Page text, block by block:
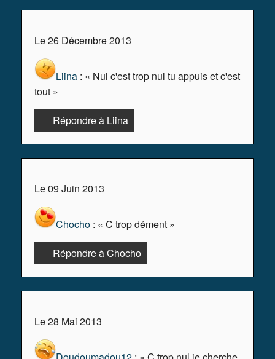
Le 26 Décembre 2013
Liina : « Nul c'est trop nul tu appuis et c'est
tout »
Répondre à Liina
Le 09 Juin 2013
Chocho : « C trop dément »
Répondre à Chocho
Le 28 Mai 2013